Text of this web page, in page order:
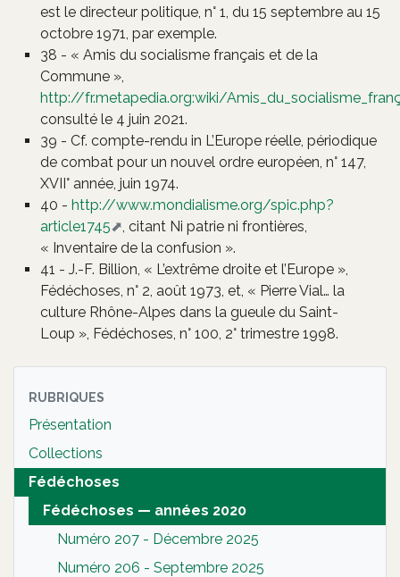
est le directeur politique, n° 1, du 15 septembre au 15
octobre 1971, par exemple.
38 - « Amis du socialisme français et de la
Commune »,
http://fr.metapedia.org:wiki/
consulté le 4 juin 2021.
39 - Cf. compte-rendu in L’Europe réelle, périodique
de combat pour un nouvel ordre européen, n° 147,
XVII° année, juin 1974.
40 - http://www.mondialisme.org/spic.php?
article1745
, citant Ni patrie ni frontières,
« Inventaire de la confusion ».
41 - J.-F. Billion, « L’extrême droite et l’Europe »,
Fédéchoses, n° 2, août 1973, et, « Pierre Vial… la
culture Rhône-Alpes dans la gueule du Saint-
Loup », Fédéchoses, n° 100, 2° trimestre 1998.
RUBRIQUES
Présentation
Collections
Fédéchoses
Fédéchoses — années 2020
Numéro 207 - Décembre 2025
Numéro 206 - Septembre 2025